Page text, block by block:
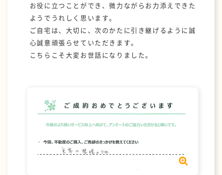
お役に立つことができ、微力ながらお力添えできた
ようでうれしく思います。
ご自宅は、大切に、次のかたに引き継げるように誠
心誠意頑張らせていただきます。
こちらこそ大変お世話になりました。